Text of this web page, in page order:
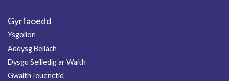
Gyrfaoedd
Ysgolion
Addysg Bellach
Dysgu Seiliedig ar Waith
Gwaith Ieuenctid